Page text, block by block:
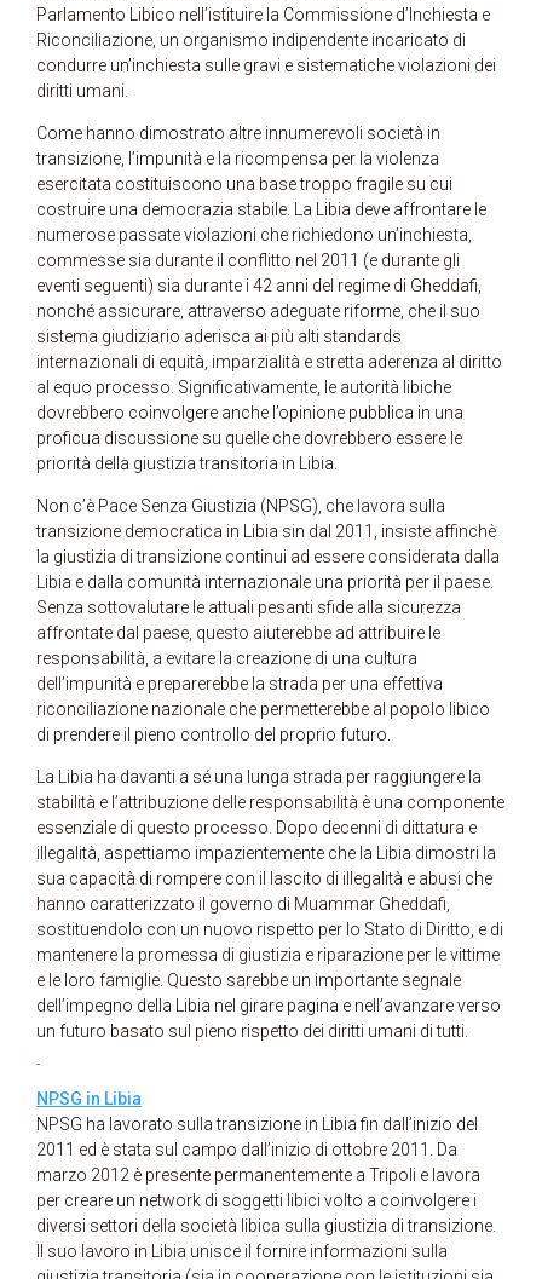
Parlamento Libico nell’istituire la Commissione d’Inchiesta e
Riconciliazione, un organismo indipendente incaricato di
condurre un’inchiesta sulle gravi e sistematiche violazioni dei
diritti umani.
Come hanno dimostrato altre innumerevoli società in
transizione, l’impunità e la ricompensa per la violenza
esercitata costituiscono una base troppo fragile su cui
costruire una democrazia stabile. La Libia deve affrontare le
numerose passate violazioni che richiedono un’inchiesta,
commesse sia durante il conflitto nel 2011 (e durante gli
eventi seguenti) sia durante i 42 anni del regime di Gheddafi,
nonché assicurare, attraverso adeguate riforme, che il suo
sistema giudiziario aderisca ai più alti standards
internazionali di equità, imparzialità e stretta aderenza al diritto
al equo processo. Significativamente, le autorità libiche
dovrebbero coinvolgere anche l’opinione pubblica in una
proficua discussione su quelle che dovrebbero essere le
priorità della giustizia transitoria in Libia.
Non c’è Pace Senza Giustizia (NPSG), che lavora sulla
transizione democratica in Libia sin dal 2011, insiste affinchè
la giustizia di transizione continui ad essere considerata dalla
Libia e dalla comunità internazionale una priorità per il paese.
Senza sottovalutare le attuali pesanti sfide alla sicurezza
affrontate dal paese, questo aiuterebbe ad attribuire le
responsabilità, a evitare la creazione di una cultura
dell’impunità e preparerebbe la strada per una effettiva
riconciliazione nazionale che permetterebbe al popolo libico
di prendere il pieno controllo del proprio futuro.
La Libia ha davanti a sé una lunga strada per raggiungere la
stabilità e l’attribuzione delle responsabilità è una componente
essenziale di questo processo. Dopo decenni di dittatura e
illegalità, aspettiamo impazientemente che la Libia dimostri la
sua capacità di rompere con il lascito di illegalità e abusi che
hanno caratterizzato il governo di Muammar Gheddafi,
sostituendolo con un nuovo rispetto per lo Stato di Diritto, e di
mantenere la promessa di giustizia e riparazione per le vittime
e le loro famiglie. Questo sarebbe un importante segnale
dell’impegno della Libia nel girare pagina e nell’avanzare verso
un futuro basato sul pieno rispetto dei diritti umani di tutti.
NPSG in Libia
NPSG ha lavorato sulla transizione in Libia fin dall’inizio del
2011 ed è stata sul campo dall’inizio di ottobre 2011. Da
marzo 2012 è presente permanentemente a Tripoli e lavora
per creare un network di soggetti libici volto a coinvolgere i
diversi settori della società libica sulla giustizia di transizione.
Il suo lavoro in Libia unisce il fornire informazioni sulla